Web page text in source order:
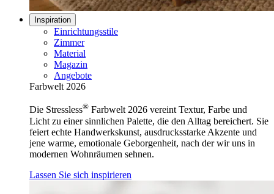
Inspiration
Einrichtungsstile
Zimmer
Material
Magazin
Angebote
Farbwelt 2026
Die Stressless® Farbwelt 2026 vereint Textur, Farbe und
Licht zu einer sinnlichen Palette, die den Alltag bereichert. Sie
feiert echte Handwerkskunst, ausdrucksstarke Akzente und
jene warme, emotionale Geborgenheit, nach der wir uns in
modernen Wohnräumen sehnen.
Lassen Sie sich inspirieren